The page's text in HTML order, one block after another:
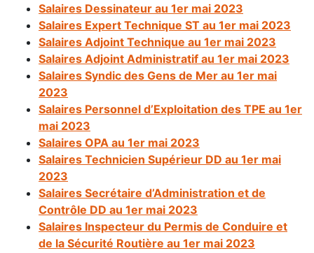
Salaires Dessinateur au 1er mai 2023
Salaires Expert Technique ST au 1er mai 2023
Salaires Adjoint Technique au 1er mai 2023
Salaires Adjoint Administratif au 1er mai 2023
Salaires Syndic des Gens de Mer au 1er mai
2023
Salaires Personnel d’Exploitation des TPE au 1er
mai 2023
Salaires OPA au 1er mai 2023
Salaires Technicien Supérieur DD au 1er mai
2023
Salaires Secrétaire d’Administration et de
Contrôle DD au 1er mai 2023
Salaires Inspecteur du Permis de Conduire et
de la Sécurité Routière au 1er mai 2023